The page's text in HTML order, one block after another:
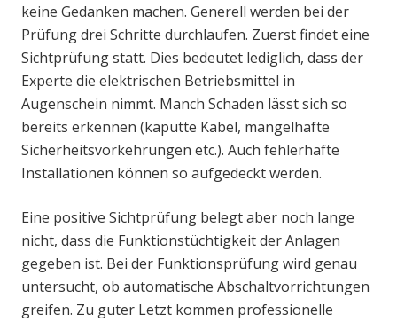
keine Gedanken machen. Generell werden bei der
Prüfung drei Schritte durchlaufen. Zuerst findet eine
Sichtprüfung statt. Dies bedeutet lediglich, dass der
Experte die elektrischen Betriebsmittel in
Augenschein nimmt. Manch Schaden lässt sich so
bereits erkennen (kaputte Kabel, mangelhafte
Sicherheitsvorkehrungen etc.). Auch fehlerhafte
Installationen können so aufgedeckt werden.
Eine positive Sichtprüfung belegt aber noch lange
nicht, dass die Funktionstüchtigkeit der Anlagen
gegeben ist. Bei der Funktionsprüfung wird genau
untersucht, ob automatische Abschaltvorrichtungen
greifen. Zu guter Letzt kommen professionelle